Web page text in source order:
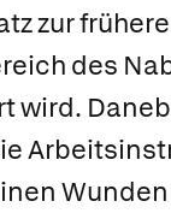
zur
des
wird.